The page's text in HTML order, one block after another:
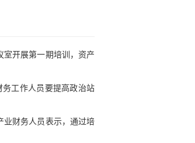
室开展第一期培训，资产
工作人员要提高政治站
业财务人员表示，通过培